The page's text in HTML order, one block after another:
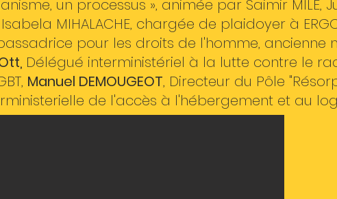
un processus », animée par Saimir MILE,
MIHALACHE, chargée de plaidoyer à
pour les droits de l'homme, ancienne
Délégué interministériel à la lutte contre le
Manuel DEMOUGEOT, Directeur du Pôle
de l'accès à l'hébergement et au